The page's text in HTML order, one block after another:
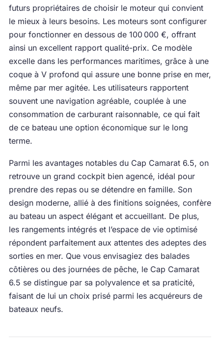
futurs propriétaires de choisir le moteur qui convient
le mieux à leurs besoins. Les moteurs sont configurer
pour fonctionner en dessous de 100 000 €, offrant
ainsi un excellent rapport qualité-prix. Ce modèle
excelle dans les performances maritimes, grâce à une
coque à V profond qui assure une bonne prise en mer,
même par mer agitée. Les utilisateurs rapportent
souvent une navigation agréable, couplée à une
consommation de carburant raisonnable, ce qui fait
de ce bateau une option économique sur le long
terme.
Parmi les avantages notables du Cap Camarat 6.5, on
retrouve un grand cockpit bien agencé, idéal pour
prendre des repas ou se détendre en famille. Son
design moderne, allié à des finitions soignées, confère
au bateau un aspect élégant et accueillant. De plus,
les rangements intégrés et l’espace de vie optimisé
répondent parfaitement aux attentes des adeptes des
sorties en mer. Que vous envisagiez des balades
côtières ou des journées de pêche, le Cap Camarat
6.5 se distingue par sa polyvalence et sa praticité,
faisant de lui un choix prisé parmi les acquéreurs de
bateaux neufs.